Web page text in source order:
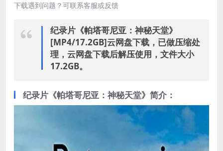
下载遇到问题？可联系客服或反馈
纪录片《帕塔哥尼亚：神秘天堂》
[MP4/17.2GB]云网盘下载，已做压缩处
理，云网盘下载后解压使用，文件大小
17.2GB。
纪录片《帕塔哥尼亚：神秘天堂》简介：